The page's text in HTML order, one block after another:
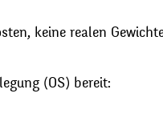
keine realen
(OS) bereit: